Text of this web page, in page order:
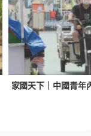
家國天下｜中國青年